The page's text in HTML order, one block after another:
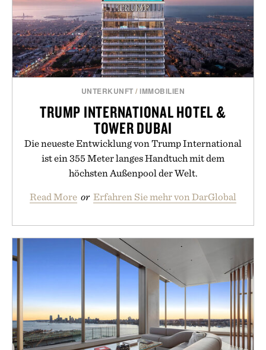
UNTERKUNFT /IMMOBILIEN
TRUMP INTERNATIONAL HOTEL &
TOWER DUBAI
Die neueste Entwicklung von Trump International
ist ein 355 Meter langes Handtuch mit dem
höchsten Außenpool der Welt.
Read More or Erfahren Sie mehr von DarGlobal